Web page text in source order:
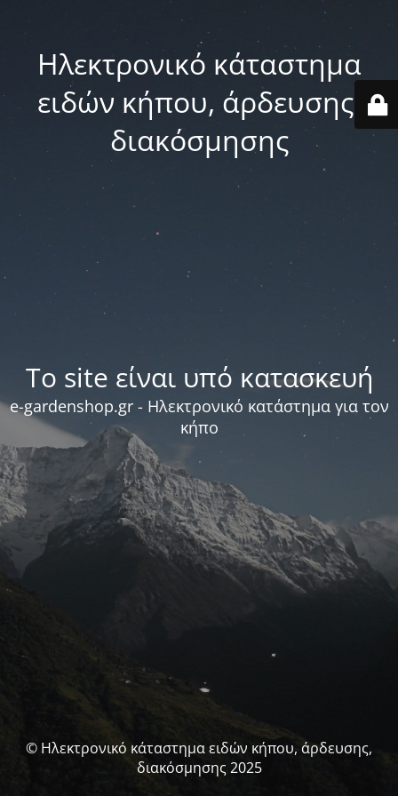
Ηλεκτρονικό κάταστημα
ειδών κήπου, άρδευσης,
διακόσμησης
Το site είναι υπό κατασκευή
e-gardenshop.gr - Ηλεκτρονικό κατάστημα για τον
κήπο
© Ηλεκτρονικό κάταστημα ειδών κήπου, άρδευσης,
διακόσμησης 2025